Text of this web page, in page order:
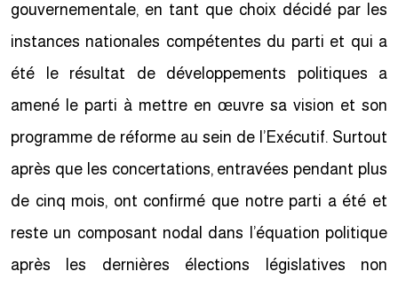
gouvernementale, en tant que choix décidé par les
instances nationales compétentes du parti et qui a
été le résultat de développements politiques a
amené le parti à mettre en œuvre sa vision et son
programme de réforme au sein de l’Exécutif. Surtout
après que les concertations, entravées pendant plus
de cinq mois, ont confirmé que notre parti a été et
reste un composant nodal dans l’équation politique
après les dernières élections législatives non